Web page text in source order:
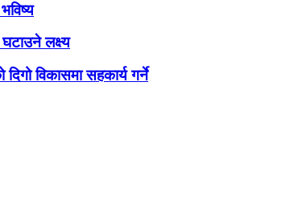
लक्ष्य
विकासमा सहकार्य गर्ने